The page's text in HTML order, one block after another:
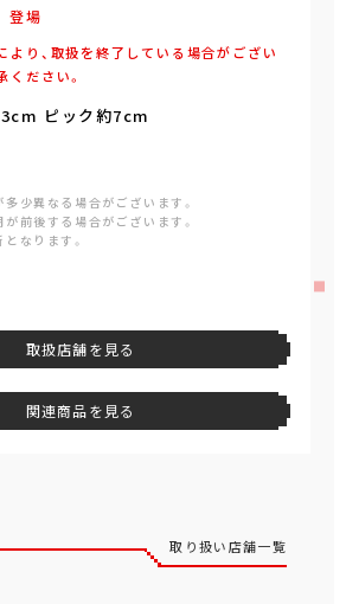
登場
り、取扱を終了している場合がござい
ださい。
ピック約7cm
多少異なる場合がございます。
が前後する場合がございます。
なります。
取扱店舗を見る
関連商品を見る
取り扱い店舗一覧